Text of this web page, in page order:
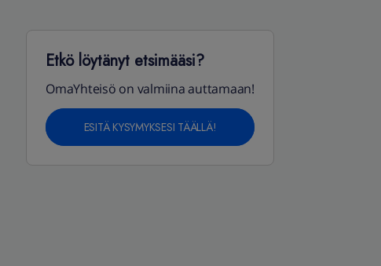
Etkö löytänyt etsimääsi?
OmaYhteisö on valmiina auttamaan!
ESITÄ KYSYMYKSESI TÄÄLLÄ!